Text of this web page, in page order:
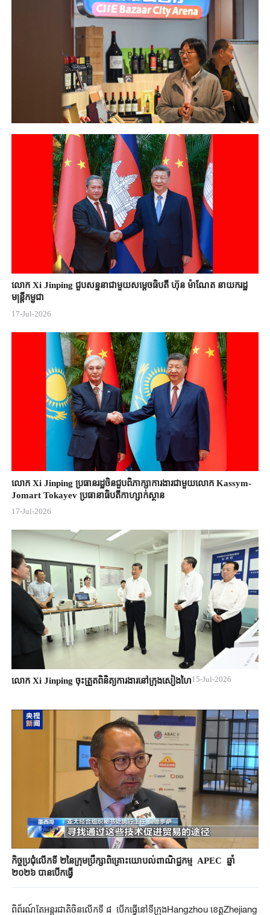
លោក Xi Jinping ជួបសន្ទនាជាមួយសម្តេចធិបតី ហ៊ុន ម៉ាណែត នាយករដ្ឋ
មន្ត្រីកម្ពុជា
17-Jul-2026
លោក Xi Jinping ប្រធានរដ្ឋចិន​ជួបពិភាក្សា​ការងារជាមួយ​លោក Kassym-
Jomart ​Tokayev ​ប្រធានាធិបតី​កាហ្សាក់ស្ថាន​
17-Jul-2026
លោក Xi Jinping ចុះត្រួតពិនិត្យការងារនៅក្រុងសៀងហៃ15-Jul-2026
កិច្ចប្រជុំលើកទី ២នៃក្រុមប្រឹក្សាពិគ្រោះយោបល់ពាណិជ្ជកម្ម APEC ​ឆ្នាំ​
២០២៦ បាន​បើកធ្វើ​
ពិព័រណ៍តែអន្តរជាតិចិនលើកទី ៨ បើកធ្វើនៅទីក្រុងHangzhou ខេត្តZhejiang